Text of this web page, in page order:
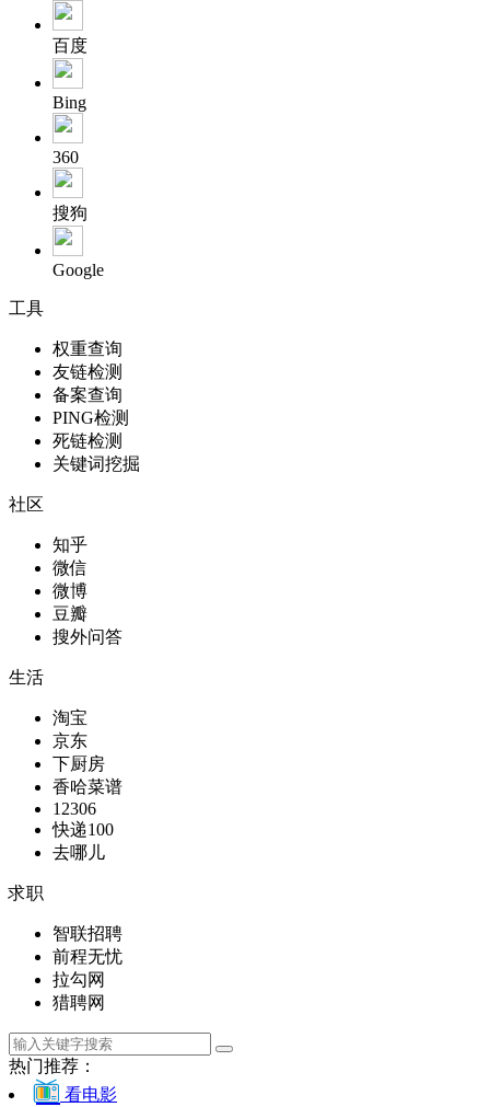
百度
Bing
360
搜狗
Google
工具
权重查询
友链检测
备案查询
PING检测
死链检测
关键词挖掘
社区
知乎
微信
微博
豆瓣
搜外问答
生活
淘宝
京东
下厨房
香哈菜谱
12306
快递100
去哪儿
求职
智联招聘
前程无忧
拉勾网
猎聘网
热门推荐：
看电影